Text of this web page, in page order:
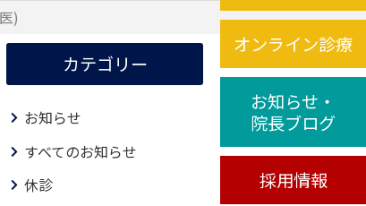
)
カテゴリー
お知らせ
すべてのお知らせ
休診
オンライン診療
お知らせ・
院長ブログ
採用情報